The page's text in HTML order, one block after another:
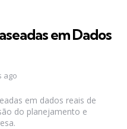
em Dados
ago
em dados reais de
do planejamento e